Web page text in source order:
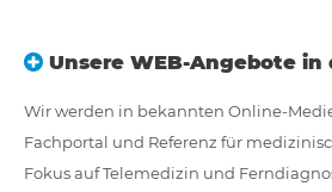
Unsere WEB-Angebote in
Wir werden in bekannten Online-
Fachportal und Referenz für
Fokus auf Telemedizin und